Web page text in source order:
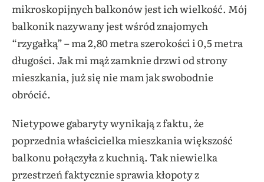
mikroskopijnych balkonów jest ich wielkość. Mój
balkonik nazywany jest wśród znajomych
“rzygałką” – ma 2,80 metra szerokości i 0,5 metra
długości. Jak mi mąż zamknie drzwi od strony
mieszkania, już się nie mam jak swobodnie
obrócić.
Nietypowe gabaryty wynikają z faktu, że
poprzednia właścicielka mieszkania większość
balkonu połączyła z kuchnią. Tak niewielka
przestrzeń faktycznie sprawia kłopoty z